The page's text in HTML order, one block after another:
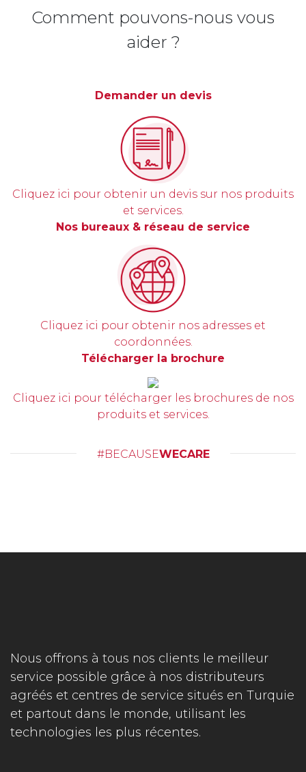
Comment pouvons-nous vous
aider ?
Demander un devis
Cliquez ici pour obtenir un devis sur nos produits
et services.
Nos bureaux & réseau de service
Cliquez ici pour obtenir nos adresses et
coordonnées.
Télécharger la brochure
Cliquez ici pour télécharger les brochures de nos
produits et services.
#BECAUSEWECARE
Nous offrons à tous nos clients le meilleur
service possible grâce à nos distributeurs
agréés et centres de service situés en Turquie
et partout dans le monde, utilisant les
technologies les plus récentes.